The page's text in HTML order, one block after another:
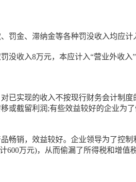
罚金、滞纳金等各种罚没收入均应
没收入8万元，本应计入“营业外收入
已实现的收入不按现行财务会计制
或截留利润;有些效益较好的企业为
畅销，效益较好。企业领导为了控
600万元)，从而偷漏了所得税和增值税